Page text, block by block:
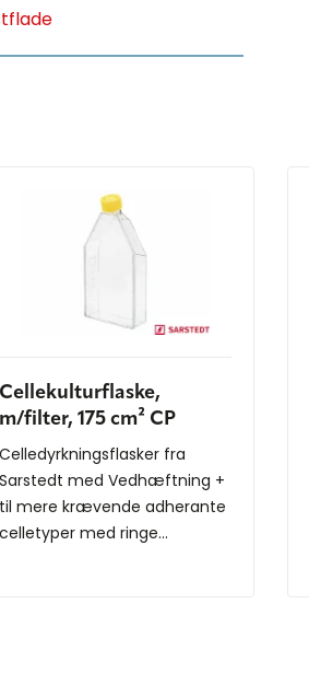
Cellekulturflaske,
m/filter, 175 cm² CP
Celledyrkningsflasker fra
Sarstedt med Vedhæftning +
til mere krævende adherante
celletyper med ringe...